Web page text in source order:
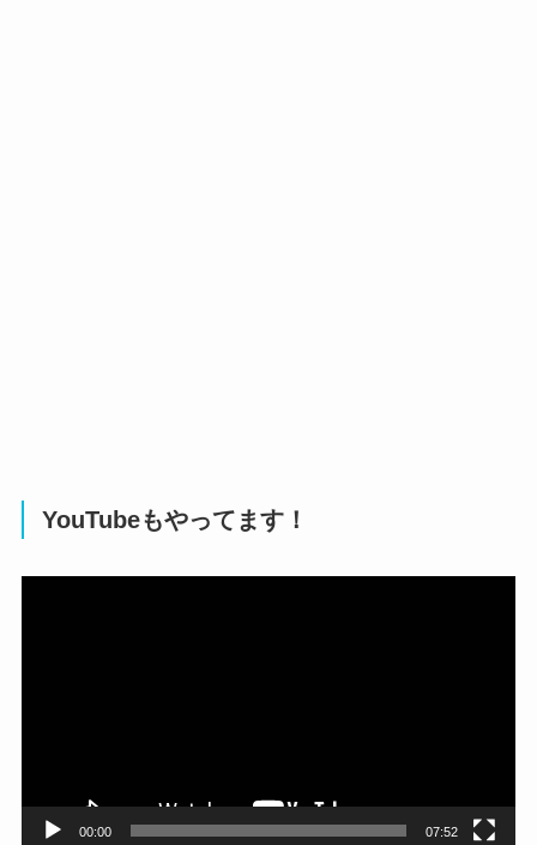
YouTubeもやってます！
00:00 07:52